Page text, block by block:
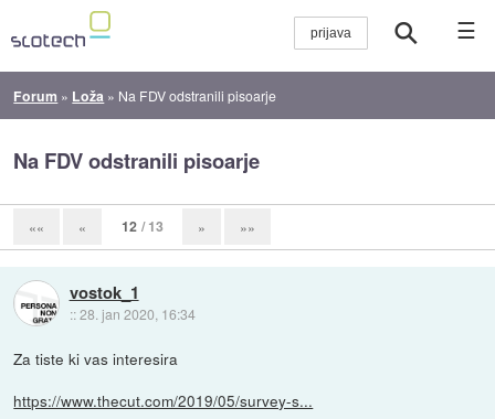
☰
Forum » Loža » Na FDV odstranili pisoarje
Na FDV odstranili pisoarje
«« « 12 / 13 » »»
vostok_1
::28. jan 2020, 16:34
Za tiste ki vas interesira
https://www.thecut.com/2019/05/survey-s...